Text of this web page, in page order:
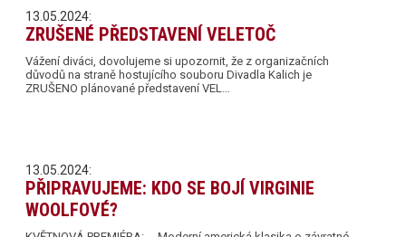
13.05.2024:
ZRUŠENÉ PŘEDSTAVENÍ VELETOČ
Vážení diváci, dovolujeme si upozornit, že z organizačních
důvodů na straně hostujícího souboru Divadla Kalich je
ZRUŠENO plánované představení VEL…
13.05.2024:
PŘIPRAVUJEME: KDO SE BOJÍ VIRGINIE
WOOLFOVÉ?